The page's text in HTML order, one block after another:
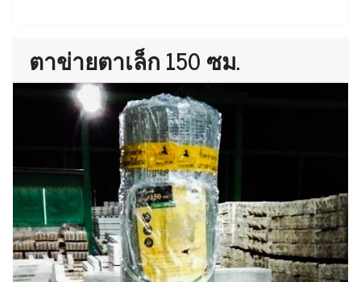
ตาข่ายตาเล็ก 150 ซม.